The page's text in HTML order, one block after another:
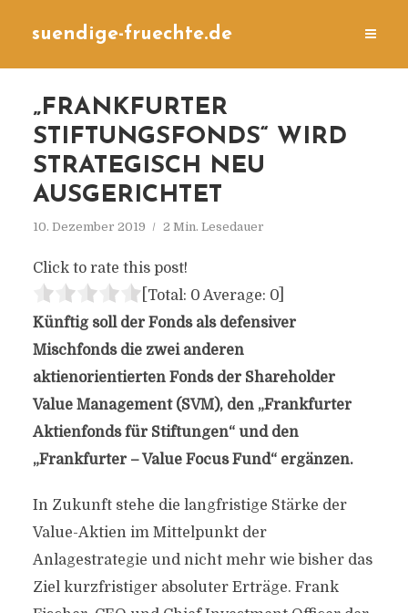
suendige-fruechte.de
„FRANKFURTER
STIFTUNGSFONDS“ WIRD
STRATEGISCH NEU
AUSGERICHTET
10. Dezember 2019 2 Min. Lesedauer
Click to rate this post!
[Total: 0 Average: 0]
Künftig soll der Fonds als defensiver
Mischfonds die zwei anderen
aktienorientierten Fonds der Shareholder
Value Management (SVM), den „Frankfurter
Aktienfonds für Stiftungen“ und den
„Frankfurter – Value Focus Fund“ ergänzen.
In Zukunft stehe die langfristige Stärke der
Value-Aktien im Mittelpunkt der
Anlagestrategie und nicht mehr wie bisher das
Ziel kurzfristiger absoluter Erträge. Frank